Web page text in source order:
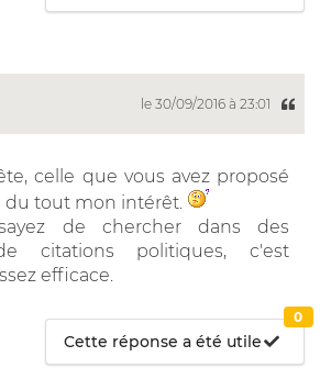
le 30/09/2016 à 23:01
celle que vous avez proposé
du tout mon intérêt.
de chercher dans des
citations politiques, c'est
efficace.
Cette réponse a été utile
0